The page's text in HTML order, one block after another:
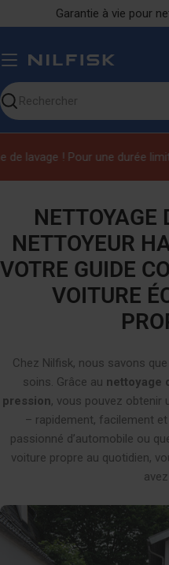
le
Garantie à vie pour
Chercher
! Pour une durée
NETTOYAGE
NETTOYEUR
VOTRE GUIDE
VOITURE
Chez Nilfisk, nous savons
soins. Grâce au nettoyage
pression, vous pouvez obtenir
– rapidement, facilement
passionné d’automobile ou
voiture propre au quotidien,